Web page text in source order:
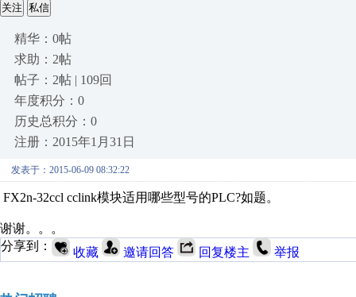
关注 私信
精华：0帖
求助：2帖
帖子：2帖 | 109回
年度积分：0
历史总积分：0
注册：2015年1月31日
发表于：2015-06-09 08:32:22
FX2n-32ccl cclink模块适用哪些型号的PLC?如题。
谢谢。。。
分享到：
收藏 邀请回答 回复楼主 举报